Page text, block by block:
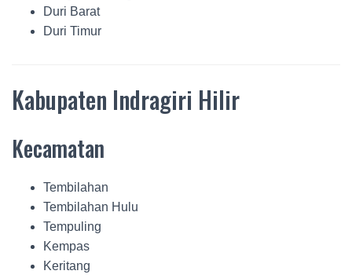
Duri Barat
Duri Timur
Kabupaten Indragiri Hilir
Kecamatan
Tembilahan
Tembilahan Hulu
Tempuling
Kempas
Keritang